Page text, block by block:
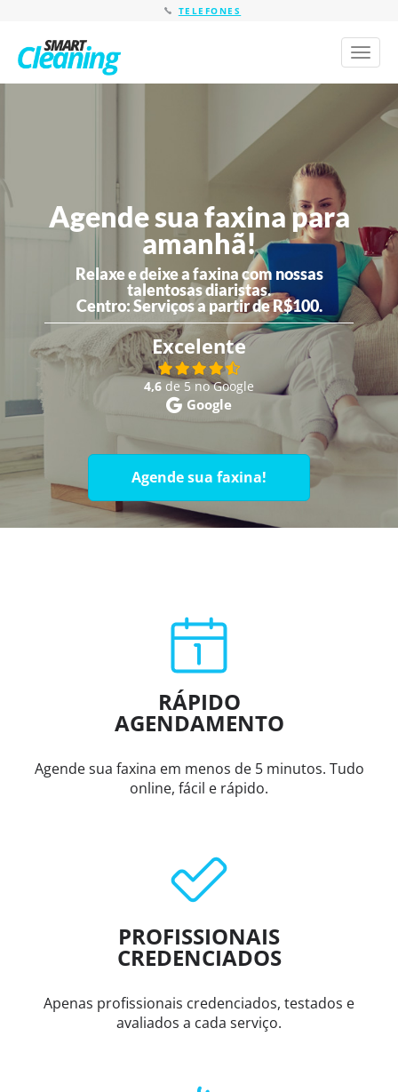
TELEFONES
Toggle
Agende sua faxina para
amanhã!
Relaxe e deixe a faxina com nossas
talentosas diaristas.
Centro:Serviços a partir de R$100.
Excelente
4,6 de 5 no Google
Google
Agende sua faxina!
RÁPIDO
AGENDAMENTO
Agende sua faxina em menos de 5 minutos. Tudo
online, fácil e rápido.
PROFISSIONAIS
CREDENCIADOS
Apenas profissionais credenciados, testados e
avaliados a cada serviço.